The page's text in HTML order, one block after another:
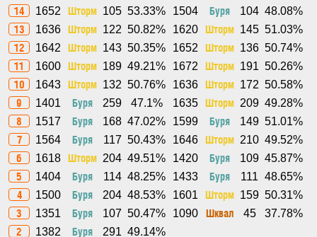
14 1652 Шторм 105 53.33% 1504 Буря 104 48.08%
13 1636 Шторм 122 50.82% 1620 Шторм 145 51.03%
12 1642 Шторм 143 50.35% 1652 Шторм 136 50.74%
11 1600 Шторм 189 49.21% 1672 Шторм 191 50.26%
10 1643 Шторм 132 50.76% 1636 Шторм 172 50.58%
9 1401 Буря 259 47.1% 1635 Шторм 209 49.28%
8 1517 Буря 168 47.02% 1599 Буря 149 51.01%
7 1564 Буря 117 50.43% 1646 Шторм 210 49.52%
6 1618 Шторм 204 49.51% 1420 Буря 109 45.87%
5 1404 Буря 114 48.25% 1433 Буря 111 48.65%
4 1500 Буря 204 48.53% 1601 Шторм 159 50.31%
3 1351 Буря 107 50.47% 1090 Шквал 45 37.78%
2 1382 Буря 291 49.14%